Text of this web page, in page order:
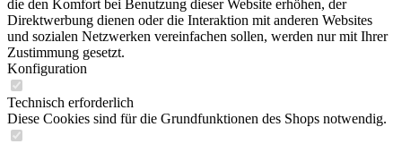
die den Komfort bei Benutzung dieser Website erhöhen, der
Direktwerbung dienen oder die Interaktion mit anderen Websites
und sozialen Netzwerken vereinfachen sollen, werden nur mit Ihrer
Zustimmung gesetzt.
Konfiguration
Technisch erforderlich
Diese Cookies sind für die Grundfunktionen des Shops notwendig.